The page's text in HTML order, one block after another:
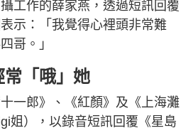
工作的薛家燕，透過短訊回覆
示：「我覺得心裡頭非常難
哥。」
常「哦」她
一郎》、《紅顏》及《上海灘
姐），以錄音短訊回覆《星島